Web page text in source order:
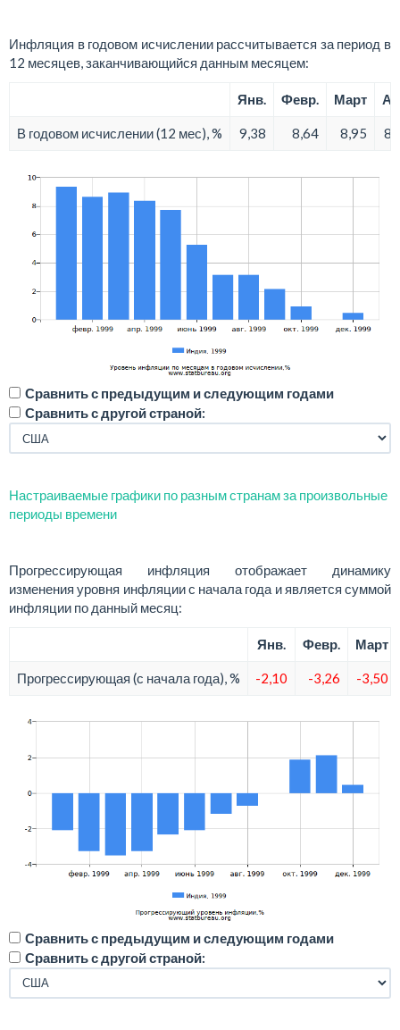
Инфляция в годовом исчислении рассчитывается за период в
12 месяцев, заканчивающийся данным месяцем:
Янв. Февр. Март
В годовом исчислении (12 мес), % 9,38 8,64 8,95
Сравнить с предыдущим и следующим годами
Сравнить с другой страной:
Настраиваемые графики по разным странам за произвольные
периоды времени
Прогрессирующая инфляция отображает динамику
изменения уровня инфляции с начала года и является суммой
инфляции по данный месяц:
Янв. Февр. Март
Прогрессирующая (с начала года), % -2,10 -3,26 -3,50
Сравнить с предыдущим и следующим годами
Сравнить с другой страной: